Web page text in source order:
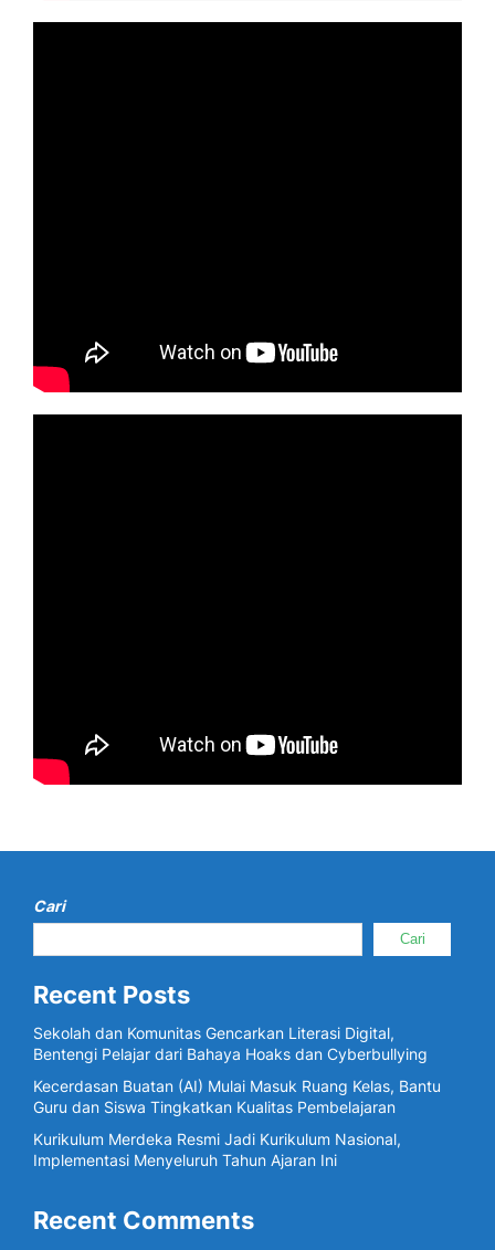
Cari
Cari
Recent Posts
Sekolah dan Komunitas Gencarkan Literasi Digital,
Bentengi Pelajar dari Bahaya Hoaks dan Cyberbullying
Kecerdasan Buatan (AI) Mulai Masuk Ruang Kelas, Bantu
Guru dan Siswa Tingkatkan Kualitas Pembelajaran
Kurikulum Merdeka Resmi Jadi Kurikulum Nasional,
Implementasi Menyeluruh Tahun Ajaran Ini
Recent Comments